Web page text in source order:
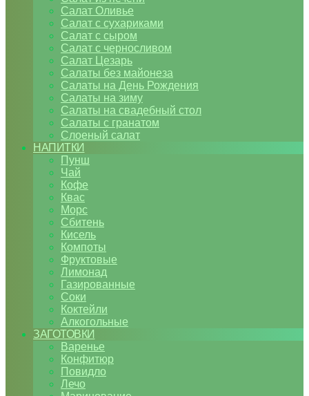
Салат Оливье
Салат с сухариками
Салат с сыром
Салат с черносливом
Салат Цезарь
Салаты без майонеза
Салаты на День Рождения
Салаты на зиму
Салаты на свадебный стол
Салаты с гранатом
Слоеный салат
НАПИТКИ
Пунш
Чай
Кофе
Квас
Морс
Сбитень
Кисель
Компоты
Фруктовые
Лимонад
Газированные
Соки
Коктейли
Алкогольные
ЗАГОТОВКИ
Варенье
Конфитюр
Повидло
Лечо